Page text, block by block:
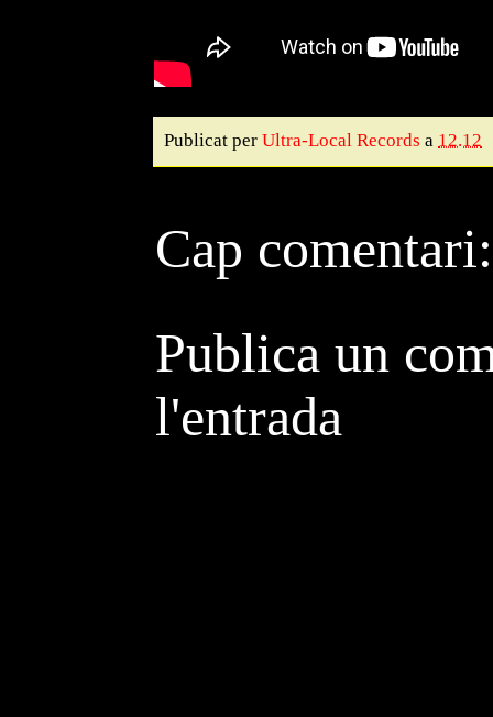
Publicat per Ultra-Local Records a 12.12
Cap comentari:
Publica un
l'entrada